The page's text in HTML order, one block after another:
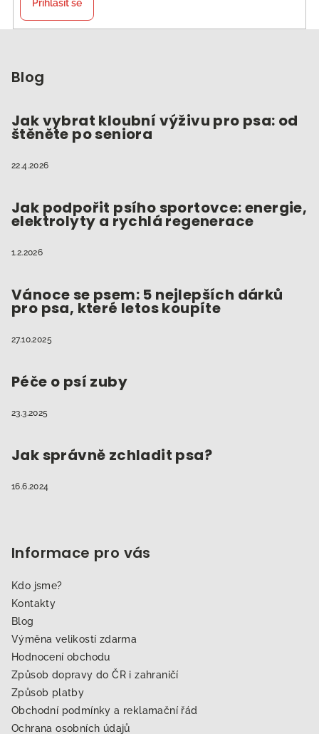
Přihlásit se
Blog
Jak vybrat kloubní výživu pro psa: od
štěněte po seniora
22.4.2026
Jak podpořit psího sportovce: energie,
elektrolyty a rychlá regenerace
1.2.2026
Vánoce se psem: 5 nejlepších dárků
pro psa, které letos koupíte
27.10.2025
Péče o psí zuby
23.3.2025
Jak správně zchladit psa?
16.6.2024
Informace pro vás
Kdo jsme?
Kontakty
Blog
Výměna velikostí zdarma
Hodnocení obchodu
Způsob dopravy do ČR i zahraničí
Způsob platby
Obchodní podmínky a reklamační řád
Ochrana osobních údajů